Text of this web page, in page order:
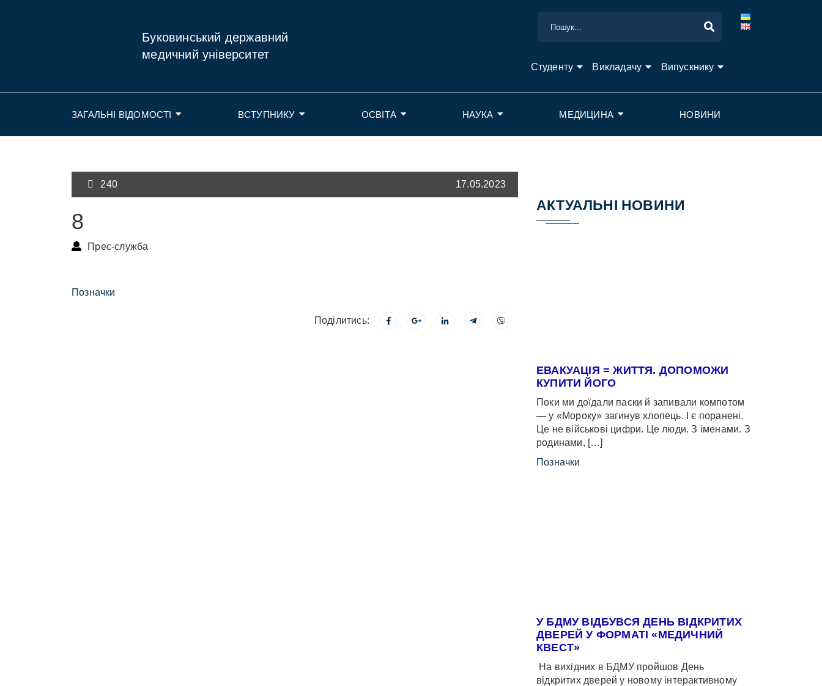
Буковинський державний
медичний університет
Студенту Викладачу Випускнику
ЗАГАЛЬНІ ВІДОМОСТІ ВСТУПНИКУ ОСВІТА НАУКА МЕДИЦИНА НОВИНИ
240 17.05.2023
8
Прес-служба
Позначки
Поділитись:
АКТУАЛЬНІ НОВИНИ
ЕВАКУАЦІЯ = ЖИТТЯ. ДОПОМОЖИ
КУПИТИ ЙОГО
Поки ми доїдали паски й запивали компотом
— у «Мороку» загинув хлопець. І є поранені.
Це не військові цифри. Це люди. З іменами. З
родинами, […]
Позначки
У БДМУ ВІДБУВСЯ ДЕНЬ ВІДКРИТИХ
ДВЕРЕЙ У ФОРМАТІ «МЕДИЧНИЙ
КВЕСТ»
На вихідних в БДМУ пройшов День
відкритих дверей у новому інтерактивному